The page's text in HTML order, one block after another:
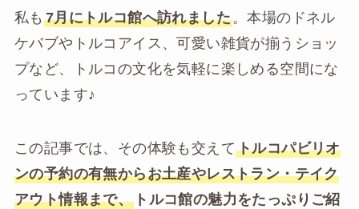
私も 7月にトルコ館へ訪れました。本場のドネル
ケバブやトルコアイス、可愛い雑貨が揃うショッ
プなど、トルコの文化を気軽に楽しめる空間にな
っています♪
この記事では、その体験も交えてトルコパビリオ
ンの予約の有無からお土産やレストラン・テイク
アウト情報まで、 トルコ館の魅力をたっぷりご紹